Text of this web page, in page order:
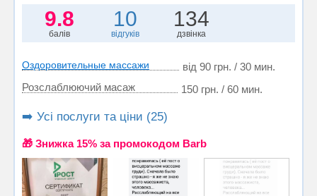
9.8
балів
10
відгуків
134
дзвінка
Оздоровительные массажи
від 90 грн. / 30 мин.
Розслаблюючий масаж
150 грн. / 60 мин.
➡️ Усі послуги та ціни (25)
🎁 Знижка 15% за промокодом Barb